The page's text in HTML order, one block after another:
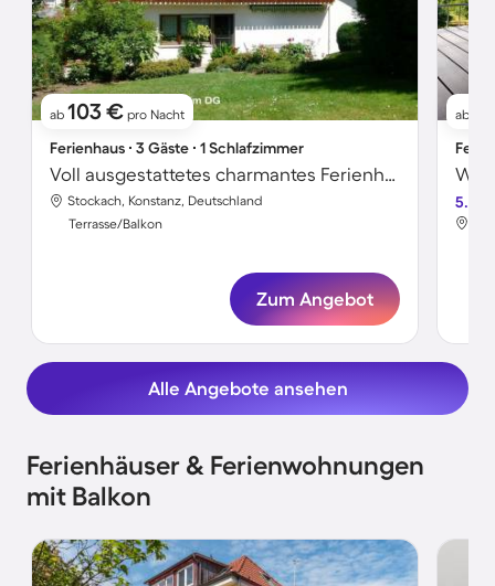
ab 103 € pro Nacht
Ferienhaus ∙ 3 Gäste ∙ 1 Schlafzimmer
Voll ausgestattetes charmantes Ferienhaus mit Garten
Stockach, Konstanz, Deutschland
Terrasse/Balkon
Zum Angebot
ab
5.0
Alle Angebote ansehen
Ferienhäuser & Ferienwohnungen
mit Balkon